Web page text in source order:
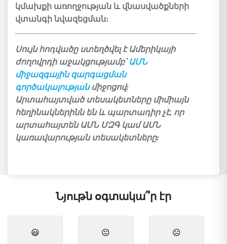
կմախքի առողջության և վնասվածքների
վտանգի նվազեցման:
Սույն հոդվածը ստեղծվել է Ամերիկայի
ժողովրդի աջակցությամբ՝ԱՄՆ
միջազգային զարգացման
գործակալությանմիջոցով:
Արտահայտված տեսակետները միմիայն
հեղինակներինն են և պարտադիր չէ, որ
արտահայտեն ԱՄՆ ՄԶԳ կամ ԱՄՆ
կառավարության տեսակետները:
Նյութն օգտակա՞ր էր
😃 😐 ☹️